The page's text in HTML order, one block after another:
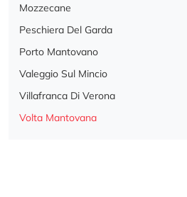
Mozzecane
Peschiera Del Garda
Porto Mantovano
Valeggio Sul Mincio
Villafranca Di Verona
Volta Mantovana